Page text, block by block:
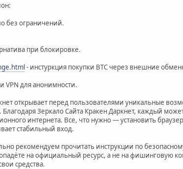
без ограничений.
при блокировке.
- инстуркция покупки BTC через внешние
VPN для анонимности.
открывает перед пользователями уникальные
Благодаря Зеркало Сайта Кракен Даркнет, каждый
интернета. Все, что нужно — установить
стабильный вход.
рекомендуем прочитать инструкции по
на официальный ресурс, а не на фишинговую
средства.